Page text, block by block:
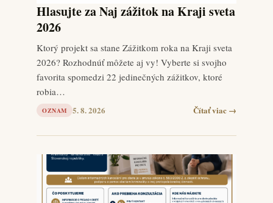
Hlasujte za Naj zážitok na Kraji sveta
2026
Ktorý projekt sa stane Zážitkom roka na Kraji sveta
2026? Rozhodnúť môžete aj vy! Vyberte si svojho
favorita spomedzi 22 jedinečných zážitkov, ktoré
robia…
OZNAM 5. 8. 2026 Čítať viac →